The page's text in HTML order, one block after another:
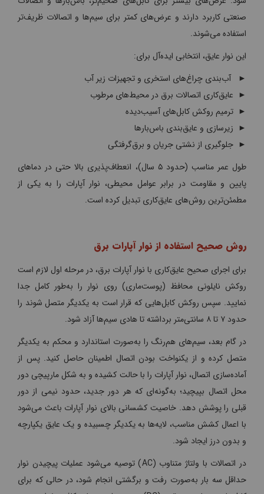
صنعتی کاربرد دارند و عرض‌های کمتر برای سیم‌ها و اتصالات ظریف‌تر
استفاده می‌شوند.
این نوار عایق، انتخابی ایده‌آل برای:
► آب‌بندی چراغ‌های استخری و تجهیزات زیر آب
► عایق‌کاری اتصالات برق در محیط‌های مرطوب
► ترمیم روکش کابل‌های آسیب‌دیده
► زیرسازی و عایق‌بندی باس‌بارها
► جلوگیری از نشتی جریان و برق‌گرفتگی
طول عمر مناسب (حدود ۵ سال)، انعطاف‌پذیری بالا حتی در دماهای
پایین و مقاومت در برابر عوامل محیطی، نوار آپارات را به یکی از
مطمئن‌ترین روش‌های عایق‌کاری تبدیل کرده است.
روش صحیح استفاده از نوار آپارات برق
برای اجرای صحیح عایق‌کاری با نوار آپارات برق، در مرحله اول لازم است
روکش نایلونی محافظ (پوست‌ماری) روی نوار را به‌طور کامل جدا
نمایید. سپس روکش کابل‌هایی که قرار است به یکدیگر متصل شوند را
حدود ۷ تا ۸ سانتی‌متر برداشته تا هادی سیم‌ها آزاد شود.
در گام بعد، سیم‌های هم‌رنگ را به‌صورت استاندارد و محکم به یکدیگر
متصل کرده و از یکنواخت بودن اتصال اطمینان حاصل کنید. پس از
آماده‌سازی اتصال، نوار آپارات را با حالت کشیده و به شکل مارپیچی دور
محل اتصال بپیچید؛ به‌گونه‌ای که هر دور جدید، حدود نیمی از دور
قبلی را پوشش دهد. خاصیت کشسانی بالای نوار آپارات باعث می‌شود
با اعمال کشش مناسب، لایه‌ها به یکدیگر چسبیده و یک عایق یکپارچه
و بدون درز ایجاد شود.
در اتصالات با ولتاژ متناوب (AC) توصیه می‌شود عملیات پیچیدن نوار
حداقل سه بار به‌صورت رفت و برگشتی انجام شود، در حالی که برای